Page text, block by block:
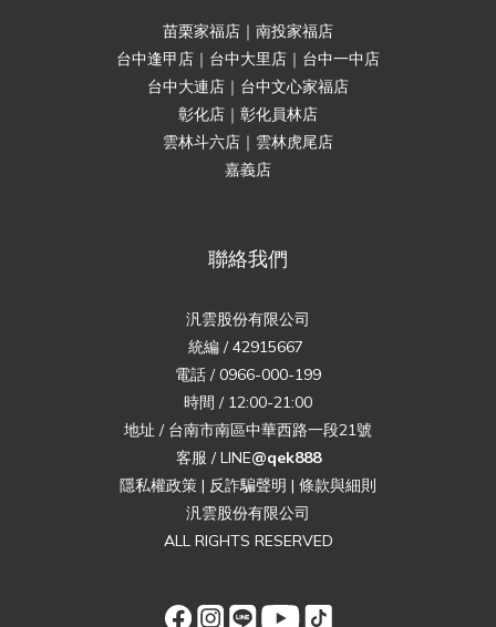
苗栗家福店｜南投家福店
台中逢甲店｜台中大里店｜台中一中店
台中大連店｜台中文心家福店
彰化店｜彰化員林店
雲林斗六店｜雲林虎尾店
嘉義店
聯絡我們
汎雲股份有限公司
統編 / 42915667
電話 / 0966-000-199
時間 / 12:00-21:00
地址 / 台南市南區中華西路一段21號
客服 / LINE@qek888
隱私權政策 | 反詐騙聲明 | 條款與細則
汎雲股份有限公司
ALL RIGHTS RESERVED